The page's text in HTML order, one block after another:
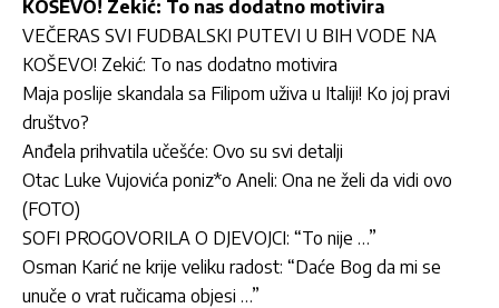
KOŠEVO! Zekić: To nas dodatno motivira
VEČERAS SVI FUDBALSKI PUTEVI U BIH VODE NA
KOŠEVO! Zekić: To nas dodatno motivira
Maja poslije skandala sa Filipom uživa u Italiji! Ko joj pravi
društvo?
Anđela prihvatila učešće: Ovo su svi detalji
Otac Luke Vujovića poniz*o Aneli: Ona ne želi da vidi ovo
(FOTO)
SOFI PROGOVORILA O DJEVOJCI: “To nije …”
Osman Karić ne krije veliku radost: “Daće Bog da mi se
unuče o vrat ručicama objesi …”